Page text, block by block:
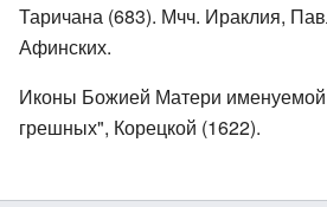
Таричана (683). Мчч. Ираклия,
Афинских.
Иконы Божией Матери
грешных", Корецкой (1622).